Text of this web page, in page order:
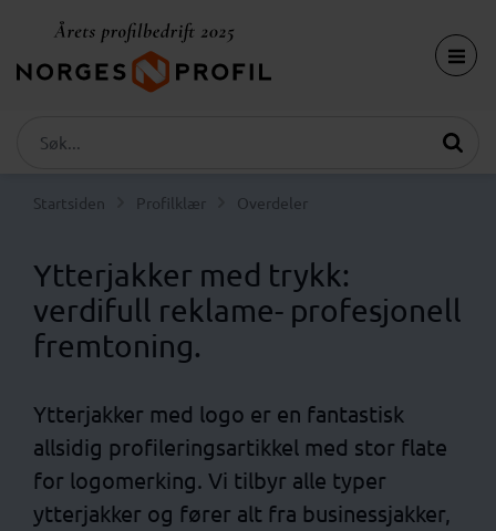
Startsiden Profilklær Overdeler
Ytterjakker med trykk:
verdifull reklame- profesjonell
fremtoning.
Ytterjakker med logo er en fantastisk
allsidig profileringsartikkel med stor flate
for logomerking. Vi tilbyr alle typer
ytterjakker og fører alt fra businessjakker,